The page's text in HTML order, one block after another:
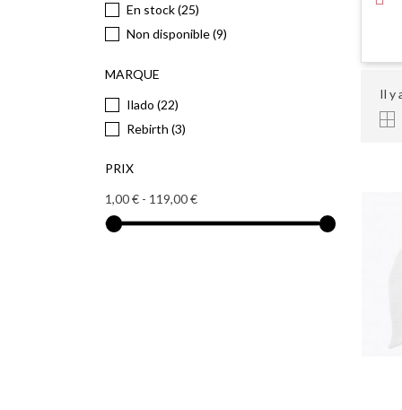
En stock(25)
Non disponible(9)
MARQUE
Ilado (22)
Rebirth (3)
PRIX
1,00 € - 119,00 €
Il y